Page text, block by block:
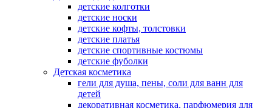
детские колготки
детские носки
детские кофты, толстовки
детские платья
детские спортивные костюмы
детские фуболки
Детская косметика
гели для душа, пены, соли для ванн для
детей
декоративная косметика, парфюмерия для